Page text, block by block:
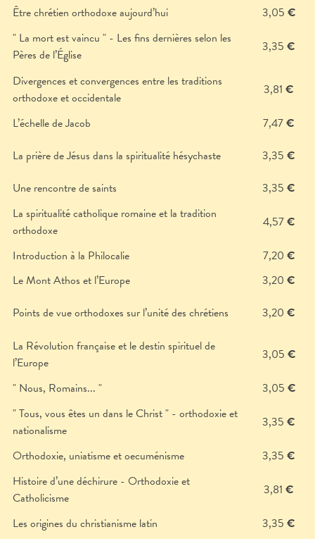
Être chrétien orthodoxe aujourd’hui 3,05 €
" La mort est vaincu " - Les fins dernières selon les
Pères de l’Église
3,35 €
Divergences et convergences entre les traditions
orthodoxe et occidentale
3,81 €
L’échelle de Jacob
7,47€
La prière de Jésus dans la spiritualité hésychaste
3,35 €
Une rencontre de saints
3,35 €
La spiritualité catholique romaine et la tradition
orthodoxe
4,57€
Introduction à la Philocalie
7,20 €
Le Mont Athos et l’Europe
3,20 €
Points de vue orthodoxes sur l’unité des chrétiens
3,20 €
La Révolution française et le destin spirituel de
l’Europe
3,05 €
" Nous, Romains... "
3,05 €
" Tous, vous êtes un dans le Christ " - orthodoxie et
nationalisme
3,35 €
Orthodoxie, uniatisme et oecuménisme
3,35 €
Histoire d’une déchirure - Orthodoxie et
Catholicisme
3,81 €
Les origines du christianisme latin
3,35 €